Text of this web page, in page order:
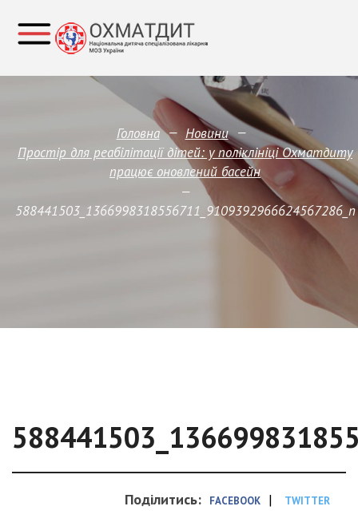
Головна — Новини —
Простір для реабілітації дітей: у поліклініці Охматдиту
працює оновлений басейн
—
588441503_1366998318556711_9109392966624567286_n
Поділитись: FACEBOOK | TWITTER